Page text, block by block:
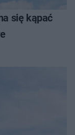
się kąpać